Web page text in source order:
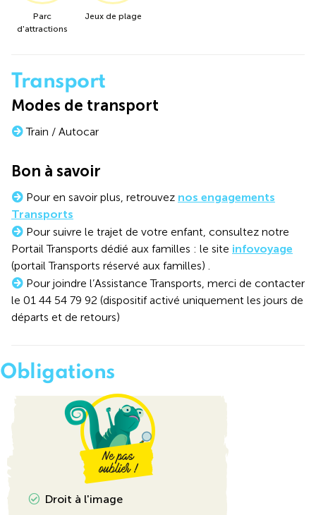
Parc
d'attractions
Jeux de plage
Transport
Modes de transport
Train / Autocar
Bon à savoir
Pour en savoir plus, retrouvez nos engagements
Transports
Pour suivre le trajet de votre enfant, consultez notre
Portail Transports dédié aux familles : le site infovoyage
(portail Transports réservé aux familles) .
Pour joindre l’Assistance Transports, merci de contacter
le 01 44 54 79 92 (dispositif activé uniquement les jours de
départs et de retours)
Obligations
Droit à l'image